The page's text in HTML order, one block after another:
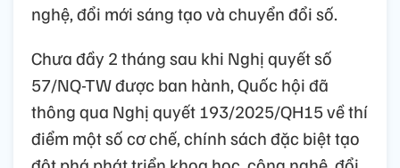
nghệ, đổi mới sáng tạo và chuyển đổi số.
Chưa đầy 2 tháng sau khi Nghị quyết số
57/NQ-TW được ban hành, Quốc hội đã
thông qua Nghị quyết 193/2025/QH15 về thí
điểm một số cơ chế, chính sách đặc biệt tạo